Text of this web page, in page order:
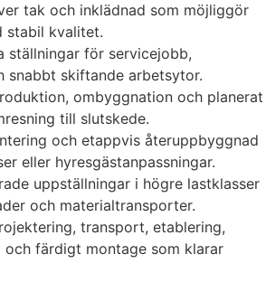
tak och inklädnad som möjliggör
stabil kvalitet.
ställningar för servicejobb,
snabbt skiftande arbetsytor.
ombyggnation och planerat
till slutskede.
och etappvis återuppbyggnad
eller hyresgästanpassningar.
uppställningar i högre lastklasser
och materialtransporter.
transport, etablering,
och färdigt montage som klarar